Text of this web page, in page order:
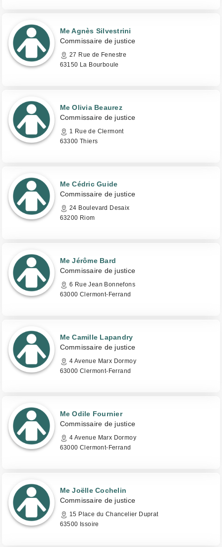
Me Agnès Silvestrini
Commissaire de justice
27 Rue de Fenestre
63150 La Bourboule
Me Olivia Beaurez
Commissaire de justice
1 Rue de Clermont
63300 Thiers
Me Cédric Guide
Commissaire de justice
24 Boulevard Desaix
63200 Riom
Me Jérôme Bard
Commissaire de justice
6 Rue Jean Bonnefons
63000 Clermont-Ferrand
Me Camille Lapandry
Commissaire de justice
4 Avenue Marx Dormoy
63000 Clermont-Ferrand
Me Odile Fournier
Commissaire de justice
4 Avenue Marx Dormoy
63000 Clermont-Ferrand
Me Joëlle Cochelin
Commissaire de justice
15 Place du Chancelier Duprat
63500 Issoire